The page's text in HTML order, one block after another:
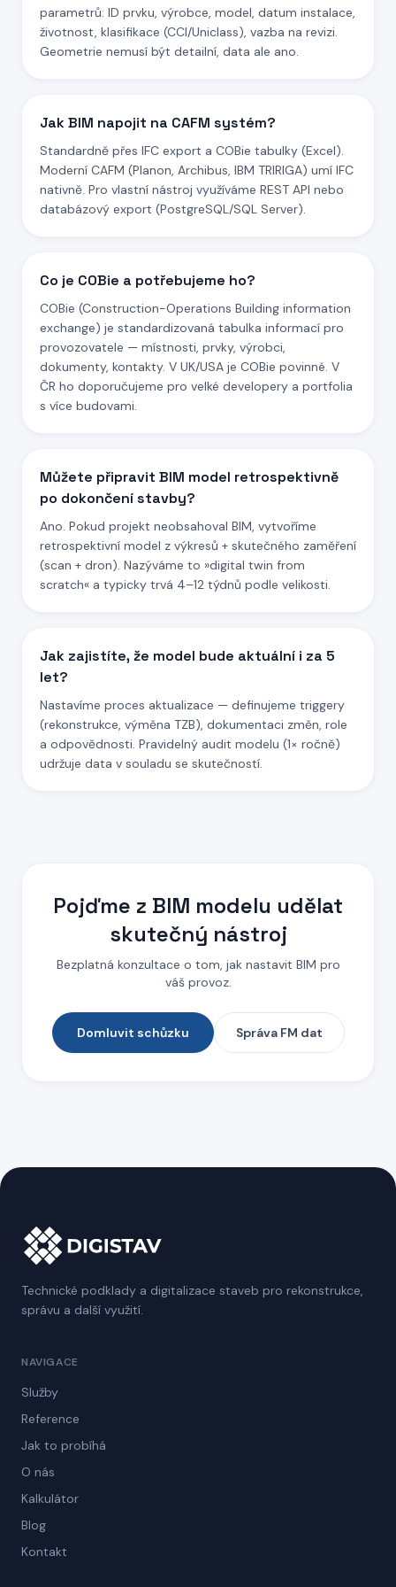
parametrů: ID prvku, výrobce, model, datum instalace,
životnost, klasifikace (CCI/Uniclass), vazba na revizi.
Geometrie nemusí být detailní, data ale ano.
Jak BIM napojit na CAFM systém?
Standardně přes IFC export a COBie tabulky (Excel).
Moderní CAFM (Planon, Archibus, IBM TRIRIGA) umí IFC
nativně. Pro vlastní nástroj využíváme REST API nebo
databázový export (PostgreSQL/SQL Server).
Co je COBie a potřebujeme ho?
COBie (Construction-Operations Building information
exchange) je standardizovaná tabulka informací pro
provozovatele — místnosti, prvky, výrobci,
dokumenty, kontakty. V UK/USA je COBie povinné. V
ČR ho doporučujeme pro velké developery a portfolia
s více budovami.
Můžete připravit BIM model retrospektivně
po dokončení stavby?
Ano. Pokud projekt neobsahoval BIM, vytvoříme
retrospektivní model z výkresů + skutečného zaměření
(scan + dron). Nazýváme to »digital twin from
scratch« a typicky trvá 4–12 týdnů podle velikosti.
Jak zajistíte, že model bude aktuální i za 5
let?
Nastavíme proces aktualizace — definujeme triggery
(rekonstrukce, výměna TZB), dokumentaci změn, role
a odpovědnosti. Pravidelný audit modelu (1× ročně)
udržuje data v souladu se skutečností.
Pojďme z BIM modelu udělat
skutečný nástroj
Bezplatná konzultace o tom, jak nastavit BIM pro
váš provoz.
Domluvit schůzku Správa FM dat
Technické podklady a digitalizace staveb pro rekonstrukce,
správu a další využití.
NAVIGACE
Služby
Reference
Jak to probíhá
O nás
Kalkulátor
Blog
Kontakt